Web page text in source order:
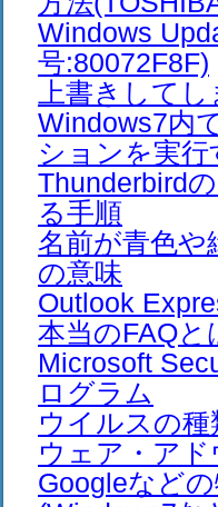
Windows
号:80072F8F)
上書きして
Windows7内
ションを実行
Thunderbird
る手順
名前が青色
の意味
Outlook
本当のFAQ
Microsoft
ログラム
ウイルスの
ウェア・ア
Googleなど